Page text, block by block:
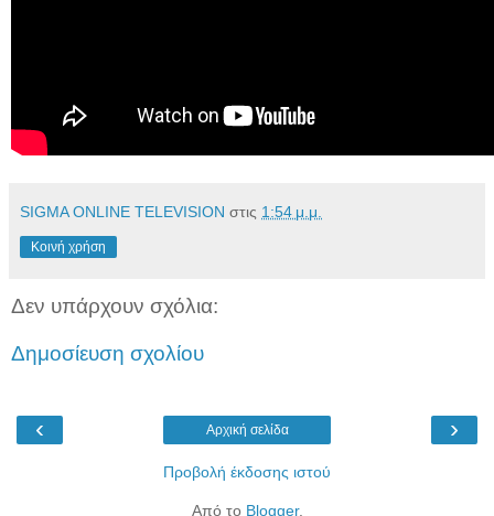
SIGMA ONLINE TELEVISION στις 1:54 μ.μ.
Κοινή χρήση
Δεν υπάρχουν σχόλια:
Δημοσίευση σχολίου
‹ ›
Αρχική σελίδα
Προβολή έκδοσης ιστού
Από το Blogger.